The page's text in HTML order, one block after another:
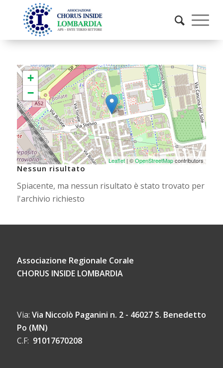
+
−
Leaflet| ©OpenStreetMapcontributors
Nessun risultato
Spiacente, ma nessun risultato è stato trovato per
l'archivio richiesto
Associazione Regionale Corale
CHORUS INSIDE LOMBARDIA
Via: Via Niccolò Paganini n. 2 - 46027 S. Benedetto
Po (MN)
C.F: 91017670208